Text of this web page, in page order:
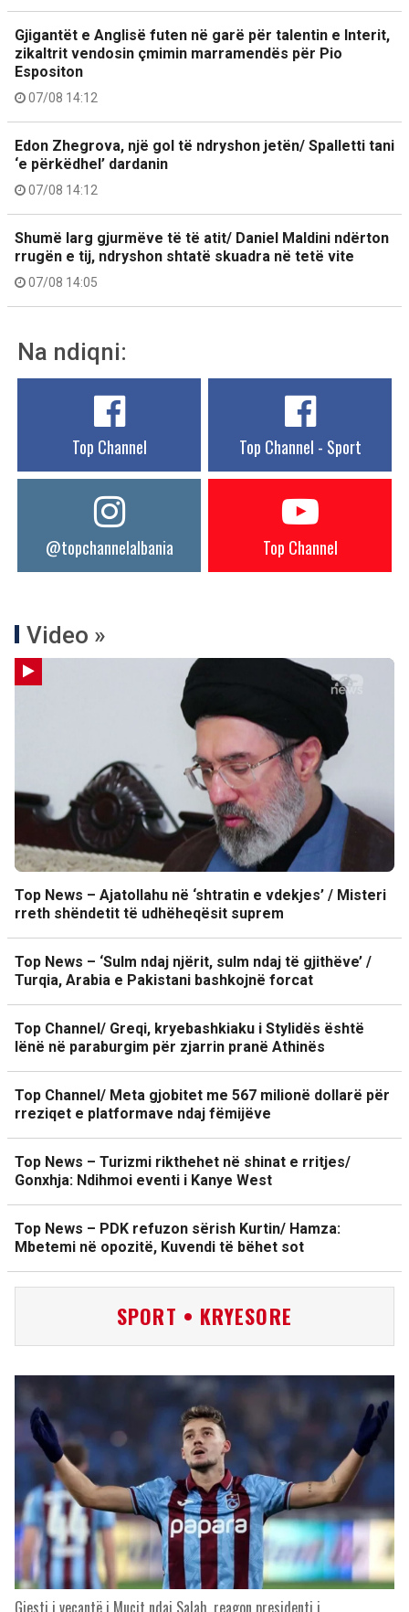
Gjigantët e Anglisë futen në garë për talentin e Interit,
zikaltrit vendosin çmimin marramendës për Pio
Espositon
07/08 14:12
Edon Zhegrova, një gol të ndryshon jetën/ Spalletti tani
‘e përkëdhel’ dardanin
07/08 14:12
Shumë larg gjurmëve të të atit/ Daniel Maldini ndërton
rrugën e tij, ndryshon shtatë skuadra në tetë vite
07/08 14:05
Na ndiqni:
Top Channel Top Channel - Sport
@topchannelalbania Top Channel
Video »
Top News – Ajatollahu në ‘shtratin e vdekjes’ / Misteri
rreth shëndetit të udhëheqësit suprem
Top News – ‘Sulm ndaj njërit, sulm ndaj të gjithëve’ /
Turqia, Arabia e Pakistani bashkojnë forcat
Top Channel/ Greqi, kryebashkiaku i Stylidës është
lënë në paraburgim për zjarrin pranë Athinës
Top Channel/ Meta gjobitet me 567 milionë dollarë për
rreziqet e platformave ndaj fëmijëve
Top News – Turizmi rikthehet në shinat e rritjes/
Gonxhja: Ndihmoi eventi i Kanye West
Top News – PDK refuzon sërish Kurtin/ Hamza:
Mbetemi në opozitë, Kuvendi të bëhet sot
SPORT • KRYESORE
Gjesti i veçantë i Muçit ndaj Salah, reagon presidenti i